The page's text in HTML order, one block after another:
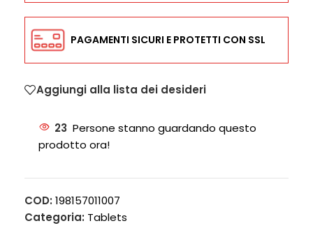
PAGAMENTI SICURI E PROTETTI CON SSL
Aggiungi alla lista dei desideri
23 Persone stanno guardando questo
prodotto ora!
COD: 198157011007
Categoria: Tablets